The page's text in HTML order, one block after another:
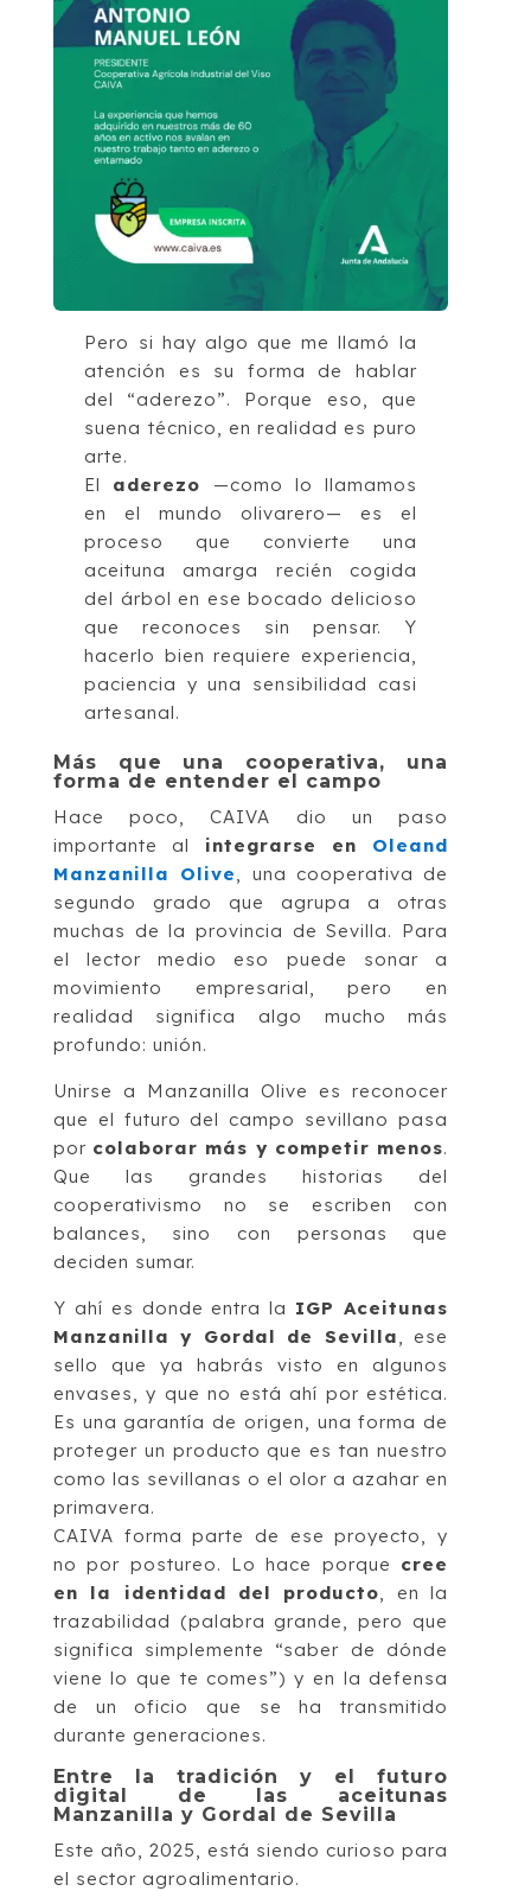
Pero si hay algo que me llamó la
atención es su forma de hablar
del “aderezo”. Porque eso, que
suena técnico, en realidad es puro
arte.
El aderezo —como lo llamamos
en el mundo olivarero— es el
proceso que convierte una
aceituna amarga recién cogida
del árbol en ese bocado delicioso
que reconoces sin pensar. Y
hacerlo bien requiere experiencia,
paciencia y una sensibilidad casi
artesanal.
Más que una cooperativa, una
forma de entender el campo
Hace poco, CAIVA dio un paso
importante al integrarse en Oleand
Manzanilla Olive, una cooperativa de
segundo grado que agrupa a otras
muchas de la provincia de Sevilla. Para
el lector medio eso puede sonar a
movimiento empresarial, pero en
realidad significa algo mucho más
profundo: unión.
Unirse a Manzanilla Olive es reconocer
que el futuro del campo sevillano pasa
por colaborar más y competir menos.
Que las grandes historias del
cooperativismo no se escriben con
balances, sino con personas que
deciden sumar.
Y ahí es donde entra la IGP Aceitunas
Manzanilla y Gordal de Sevilla, ese
sello que ya habrás visto en algunos
envases, y que no está ahí por estética.
Es una garantía de origen, una forma de
proteger un producto que es tan nuestro
como las sevillanas o el olor a azahar en
primavera.
CAIVA forma parte de ese proyecto, y
no por postureo. Lo hace porque cree
en la identidad del producto, en la
trazabilidad (palabra grande, pero que
significa simplemente “saber de dónde
viene lo que te comes”) y en la defensa
de un oficio que se ha transmitido
durante generaciones.
Entre la tradición y el futuro
digital de las aceitunas
Manzanilla y Gordal de Sevilla
Este año, 2025, está siendo curioso para
el sector agroalimentario.